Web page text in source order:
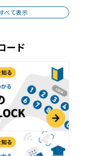
べて表示
ード
とは？
る